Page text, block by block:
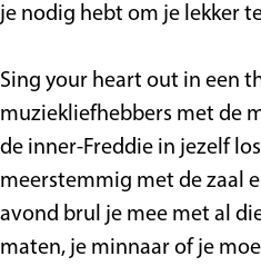
o
g
-
o
n
g
a
l
o
n
g
o
g
-
-
l
o
n
g
t
p
e
e
l
h
u
S
e
e
l
h
u
i
e
S
p
e
e
h
u
s
je nodig hebt om je lekker
Sing your heart out in een
muziekliefhebbers met de
de inner-Freddie in jezelf
meerstemmig met de zaal
avond brul je mee met al
maten, je minnaar of je